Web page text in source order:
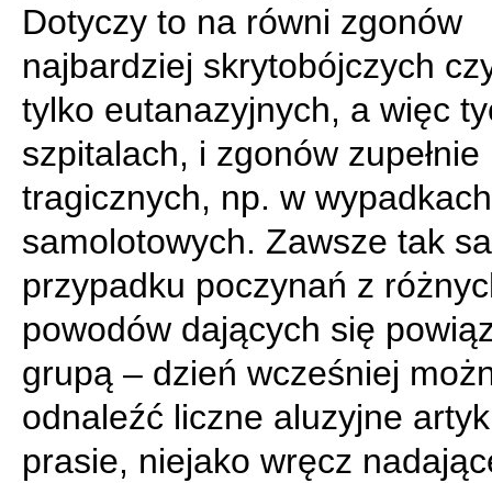
Dotyczy to na równi zgonów
najbardziej skrytobójczych
tylko eutanazyjnych, a więc
szpitalach, i zgonów zupełnie
tragicznych, np. w wypadkach
samolotowych. Zawsze tak
przypadku poczynań z
powodów dających się
grupą – dzień wcześniej
odnaleźć liczne aluzyjne
prasie, niejako wręcz